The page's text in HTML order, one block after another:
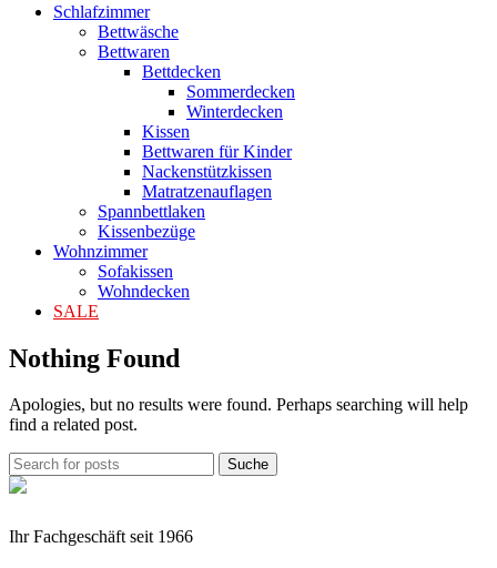
Schlafzimmer
Bettwäsche
Bettwaren
Bettdecken
Sommerdecken
Winterdecken
Kissen
Bettwaren für Kinder
Nackenstützkissen
Matratzenauflagen
Spannbettlaken
Kissenbezüge
Wohnzimmer
Sofakissen
Wohndecken
SALE
Nothing Found
Apologies, but no results were found. Perhaps searching will help
find a related post.
Suche
Ihr Fachgeschäft seit 1966